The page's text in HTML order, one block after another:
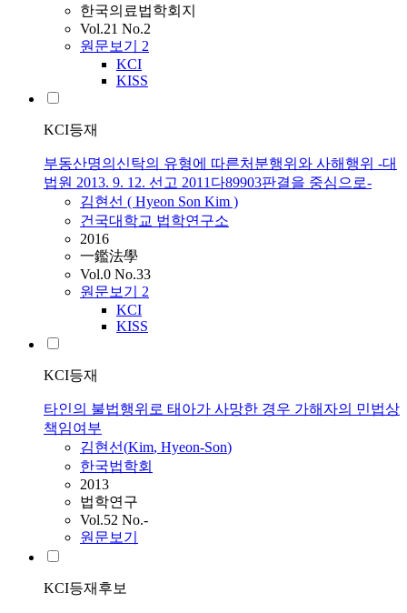
한국의료법학회지
Vol.21 No.2
원문보기 2
KCI
KISS
KCI등재
부동산명의신탁의 유형에 따른처분행위와 사해행위 -대
법원 2013. 9. 12. 선고 2011다89903판결을 중심으로-
김현선 ( Hyeon Son Kim )
건국대학교 법학연구소
2016
一鑑法學
Vol.0 No.33
원문보기 2
KCI
KISS
KCI등재
타인의 불법행위로 태아가 사망한 경우 가해자의 민법상
책임여부
김현선(Kim, Hyeon-Son)
한국법학회
2013
법학연구
Vol.52 No.-
원문보기
KCI등재후보